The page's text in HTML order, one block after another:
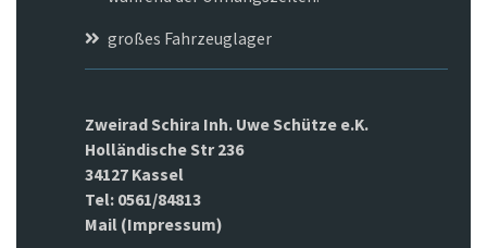
großes Fahrzeuglager
Zweirad Schira Inh. Uwe Schütze e.K.
Holländische Str 236
34127 Kassel
Tel: 0561/84813
Mail (Impressum)